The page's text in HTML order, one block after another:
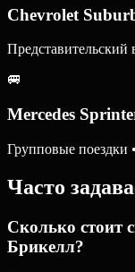
Chevrolet
Представительский
🚐
Mercedes
Групповые поездки
Часто
Сколько стоит
Брикелл?